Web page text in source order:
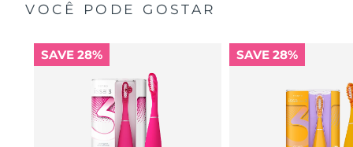
VOCÊ PODE GOSTAR
SAVE 28% SAVE 28%